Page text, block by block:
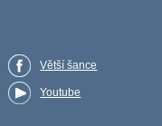
Větší šance
Youtube